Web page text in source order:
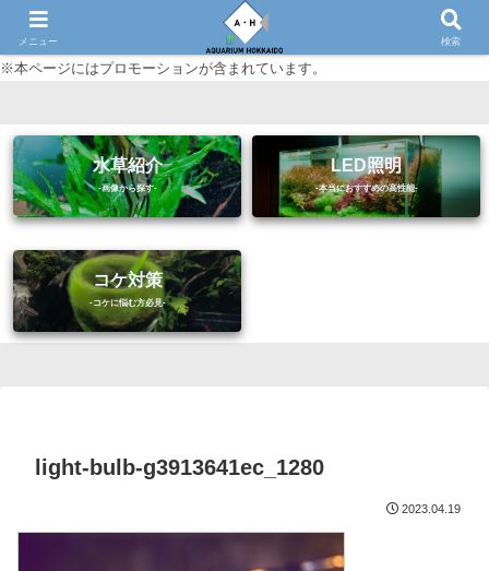
初心者に優しいアクアリウム（熱帯魚・水草等）情報サイト
※本ページにはプロモーションが含まれています。
水草紹介 LED照明
コケ対策
light-bulb-g3913641ec_1280
2023.04.19
メニュー 検索